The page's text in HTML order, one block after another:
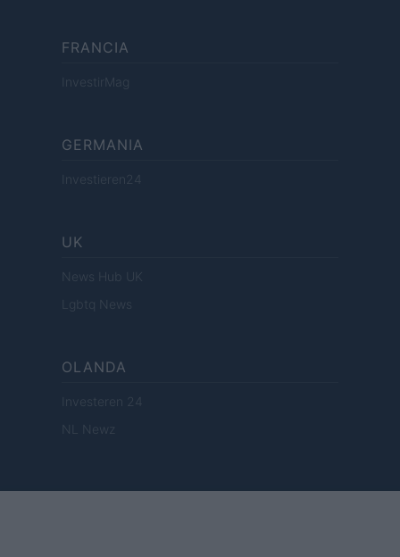
FRANCIA
InvestirMag
GERMANIA
Investieren24
UK
News Hub UK
Lgbtq News
OLANDA
Investeren 24
NL Newz